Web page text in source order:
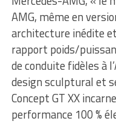
AMG, même en
architecture inédite
rapport poids/
de conduite fidèles à
design sculptural et
Concept GT XX
performance 100 %